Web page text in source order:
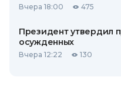
Вчера 18:00 475
Президент утвердил
осужденных
Вчера 12:22 130